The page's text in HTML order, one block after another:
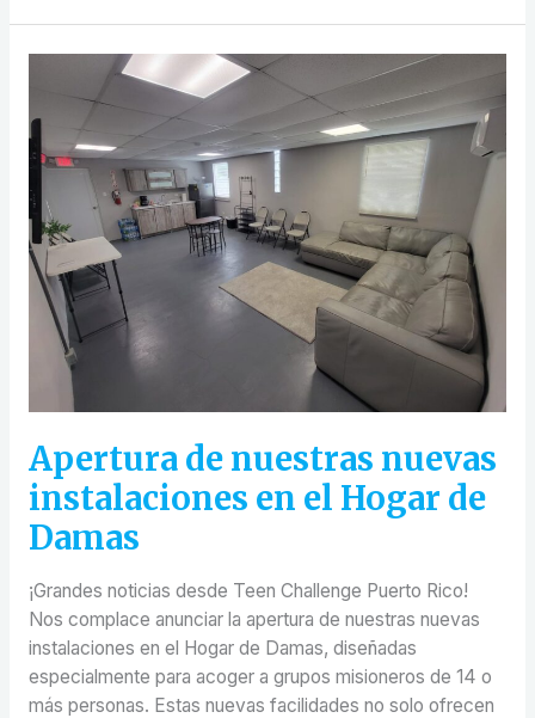
Apertura de nuestras nuevas
instalaciones en el Hogar de
Damas
¡Grandes noticias desde Teen Challenge Puerto Rico!
Nos complace anunciar la apertura de nuestras nuevas
instalaciones en el Hogar de Damas, diseñadas
especialmente para acoger a grupos misioneros de 14 o
más personas. Estas nuevas facilidades no solo ofrecen
nuestras
nuevas
instalaciones
en
el
Hogar
de
Damas